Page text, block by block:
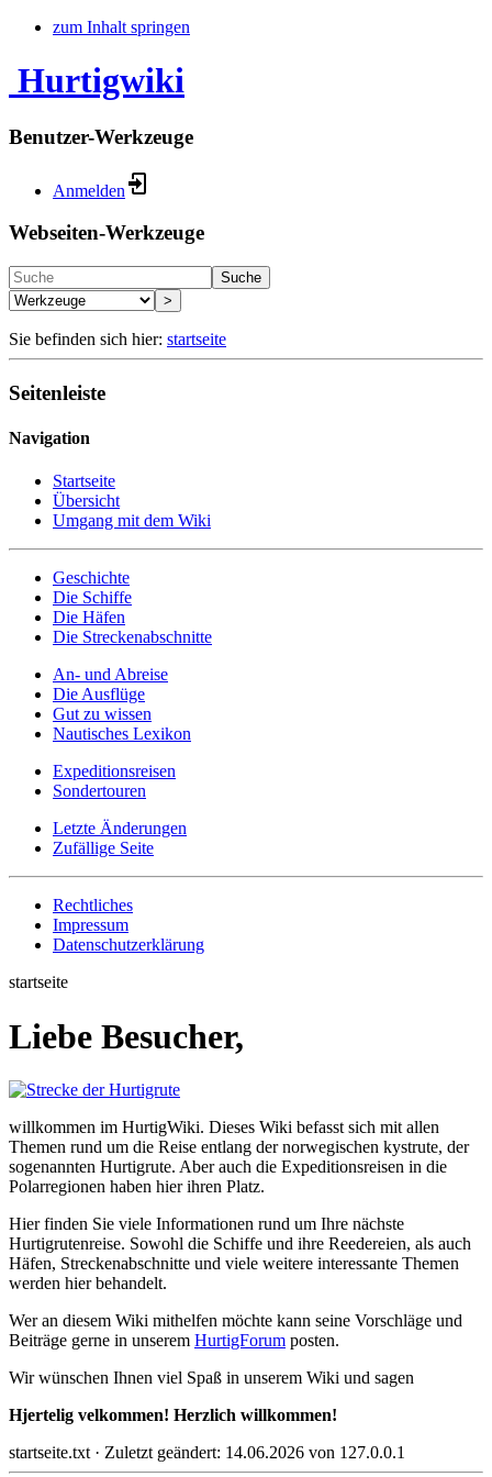
zum Inhalt springen
Hurtigwiki
Benutzer-Werkzeuge
Anmelden
Webseiten-Werkzeuge
Suche
>
Sie befinden sich hier: startseite
Seitenleiste
Navigation
Startseite
Übersicht
Umgang mit dem Wiki
Geschichte
Die Schiffe
Die Häfen
Die Streckenabschnitte
An- und Abreise
Die Ausflüge
Gut zu wissen
Nautisches Lexikon
Expeditionsreisen
Sondertouren
Letzte Änderungen
Zufällige Seite
Rechtliches
Impressum
Datenschutzerklärung
startseite
Liebe Besucher,
willkommen im HurtigWiki. Dieses Wiki befasst sich mit allen
Themen rund um die Reise entlang der norwegischen kystrute, der
sogenannten Hurtigrute. Aber auch die Expeditionsreisen in die
Polarregionen haben hier ihren Platz.
Hier finden Sie viele Informationen rund um Ihre nächste
Hurtigrutenreise. Sowohl die Schiffe und ihre Reedereien, als auch
Häfen, Streckenabschnitte und viele weitere interessante Themen
werden hier behandelt.
Wer an diesem Wiki mithelfen möchte kann seine Vorschläge und
Beiträge gerne in unserem HurtigForum posten.
Wir wünschen Ihnen viel Spaß in unserem Wiki und sagen
Hjertelig velkommen! Herzlich willkommen!
startseite.txt · Zuletzt geändert: 14.06.2026 von 127.0.0.1